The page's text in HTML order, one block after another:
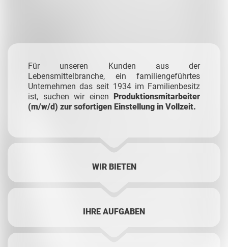
Für unseren Kunden aus der
Lebensmittelbranche, ein familiengeführtes
Unternehmen das seit 1934 im Familienbesitz
ist, suchen wir einen Produktionsmitarbeiter
(m/w/d) zur sofortigen Einstellung in Vollzeit.
WIR BIETEN
IHRE AUFGABEN